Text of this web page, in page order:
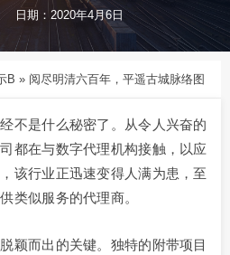
日期：2020年4月6日
B » 阅尽明清六百年，平遥古城脉络图
不是什么秘密了。从令人兴奋的
都在与数字代理机构接触，以应
该行业正迅速变得人满为患，至
类似服务的代理商。
颖而出的关键。独特的附带项目